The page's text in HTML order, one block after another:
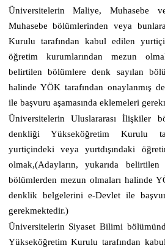
Üniversitelerin Maliye, Muhasebe
Muhasebe bölümlerinden veya
Kurulu tarafından kabul edilen
öğretim kurumlarından mezun
belirtilen bölümlere denk sayılan
halinde YÖK tarafından onaylanmış
ile başvuru aşamasında eklemeleri
Üniversitelerin Uluslararası İlişkiler
denkliği Yükseköğretim Kurulu
yurtiçindeki veya yurtdışındaki
olmak,(Adayların, yukarıda
bölümlerden mezun olmaları halinde
denklik belgelerini e-Devlet ile
gerekmektedir.)
Üniversitelerin Siyaset Bilimi
Yükseköğretim Kurulu tarafından